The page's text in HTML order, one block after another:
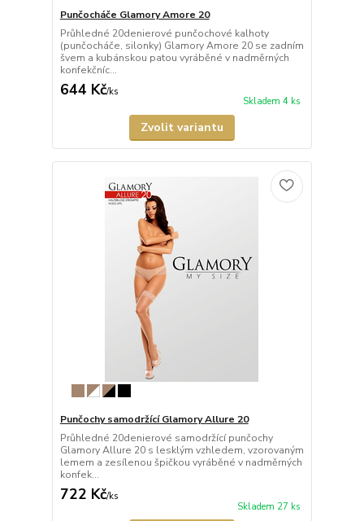
Punčocháče Glamory Amore 20
Průhledné 20denierové punčochové kalhoty
(punčocháče, silonky) Glamory Amore 20 se zadním
švem a kubánskou patou vyráběné v nadměrných
konfekčníc...
644 Kč/ks
Skladem 4 ks
Zvolit variantu
Punčochy samodržící Glamory Allure 20
Průhledné 20denierové samodržící punčochy
Glamory Allure 20 s lesklým vzhledem, vzorovaným
lemem a zesílenou špičkou vyráběné v nadměrných
konfek...
722 Kč/ks
Skladem 27 ks